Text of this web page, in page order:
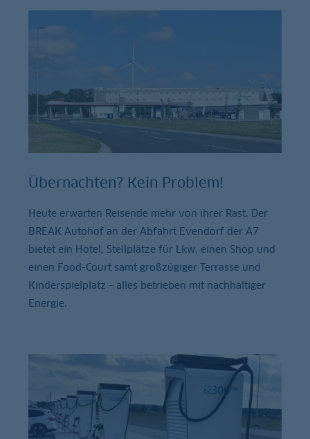
Übernachten? Kein Problem!
Heute erwarten Reisende mehr von ihrer Rast. Der
BREAK Autohof an der Abfahrt Evendorf der A7
bietet ein Hotel, Stellplätze für Lkw, einen Shop und
einen Food-Court samt großzügiger Terrasse und
Kinderspielplatz – alles betrieben mit nachhaltiger
Energie.